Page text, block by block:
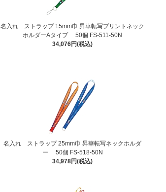
名入れ ストラップ 15mm巾 昇華転写プリントネック
ホルダーAタイプ 50個 FS-511-50N
34,076円(税込)
名入れ ストラップ 25mm巾 昇華転写ネックホルダ
ー 50個 FS-518-50N
34,978円(税込)